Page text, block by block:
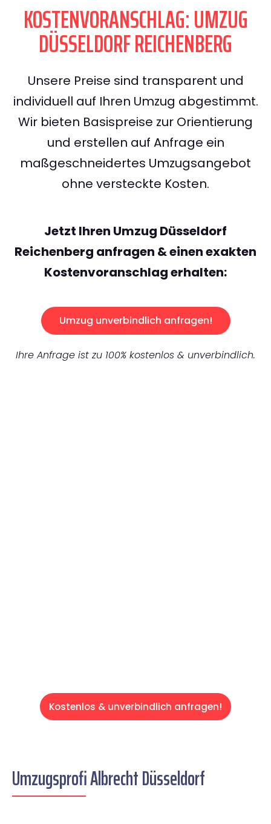
KOSTENVORANSCHLAG: UMZUG
DÜSSELDORF REICHENBERG
Unsere Preise sind transparent und
individuell auf Ihren Umzug abgestimmt.
Wir bieten Basispreise zur Orientierung
und erstellen auf Anfrage ein
maßgeschneidertes Umzugsangebot
ohne versteckte Kosten.
Jetzt Ihren Umzug Düsseldorf
Reichenberg anfragen & einen exakten
Kostenvoranschlag erhalten:
Umzug unverbindlich anfragen!
Ihre Anfrage ist zu 100% kostenlos & unverbindlich.
Kostenlos & unverbindlich anfragen!
Umzugsprofi Albrecht Düsseldorf